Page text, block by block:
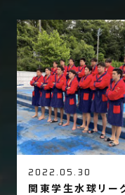
2022.05.30
関東学生水球リー